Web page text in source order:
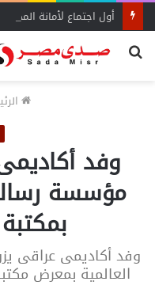
بحث
وفد
مؤسسة
وفد أكاديمى عراقى
العالمية بمعرض